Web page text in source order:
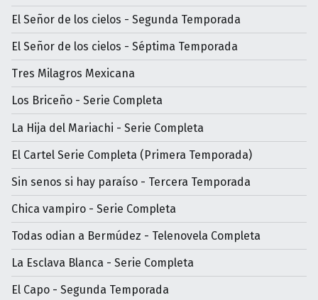
El Señor de los cielos - Segunda Temporada
El Señor de los cielos - Séptima Temporada
Tres Milagros Mexicana
Los Briceño - Serie Completa
La Hija del Mariachi - Serie Completa
El Cartel Serie Completa (Primera Temporada)
Sin senos si hay paraíso - Tercera Temporada
Chica vampiro - Serie Completa
Todas odian a Bermúdez - Telenovela Completa
La Esclava Blanca - Serie Completa
El Capo - Segunda Temporada